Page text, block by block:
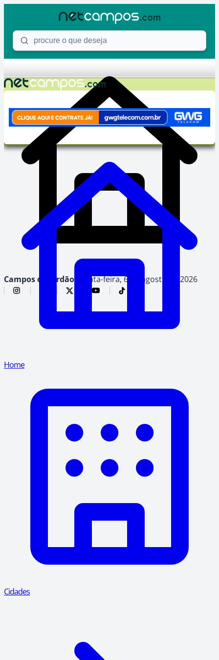
Procure o que deseja
Campos do Jordão, quinta-feira, 6 de agosto de 2026
Home
Cidades